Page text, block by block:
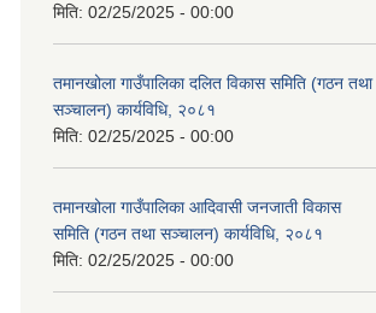
मिति: 02/25/2025 - 00:00
तमानखोला गाउँपालिका दलित विकास समिति (गठन तथा
सञ्चालन) कार्यविधि, २०८१
मिति: 02/25/2025 - 00:00
तमानखोला गाउँपालिका आदिवासी जनजाती विकास
समिति (गठन तथा सञ्चालन) कार्यविधि, २०८१
मिति: 02/25/2025 - 00:00